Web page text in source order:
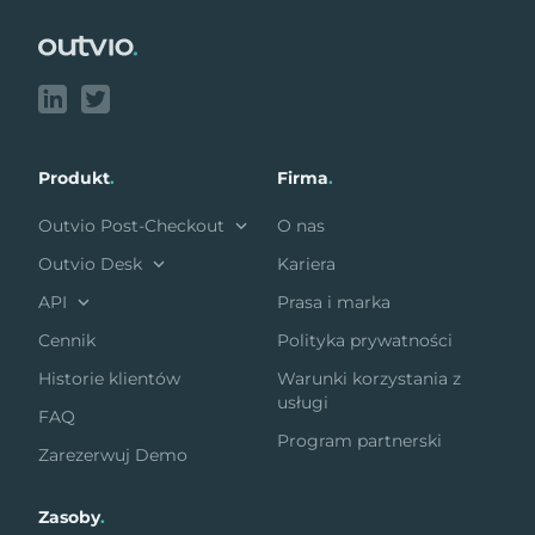
Produkt.
Outvio Post-Checkout
Outvio Desk
API
Cennik
Historie klientów
FAQ
Zarezerwuj Demo
Firma.
O nas
Kariera
Prasa i marka
Polityka prywatności
Warunki korzystania z
usługi
Program partnerski
Zasoby.